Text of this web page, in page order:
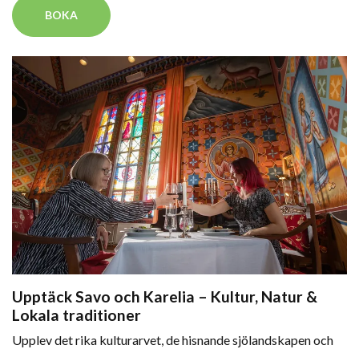
BOKA
Upptäck Savo och Karelia – Kultur, Natur &
Lokala traditioner
Upplev det rika kulturarvet, de hisnande sjölandskapen och